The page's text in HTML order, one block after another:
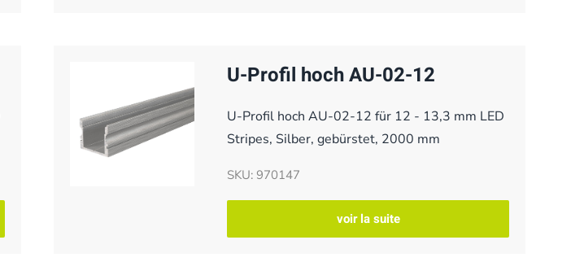
U-Profil hoch AU-02-12
U-Profil hoch AU-02-12 für 12 - 13,3 mm LED
Stripes, Silber, gebürstet, 2000 mm
SKU: 970147
voir la suite